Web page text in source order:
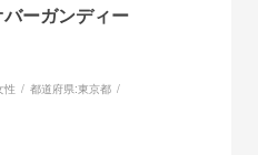
ーガンディー
性 都道府県:東京都